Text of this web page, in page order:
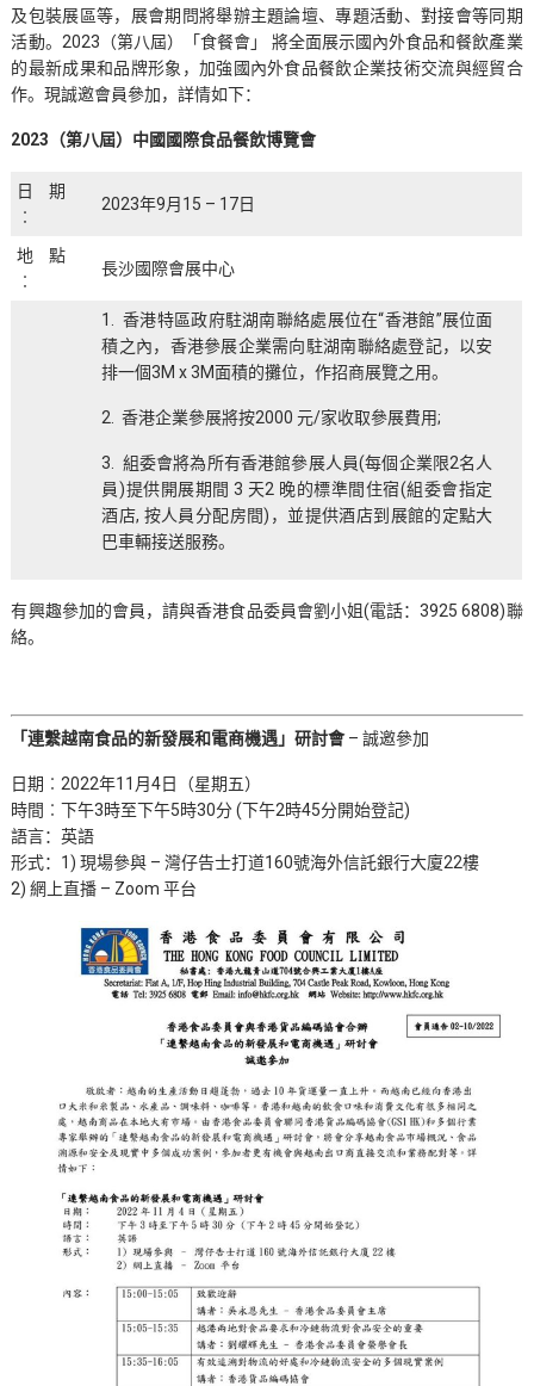
及包裝展區等，展會期問將舉辦主題論壇、專題活動、對接會等同期
活動。2023（第八屆）「食餐會」 將全面展示國內外食品和餐飲產業
的最新成果和品牌形象，加強國內外食品餐飲企業技術交流與經貿合
作。現誠邀會員參加，詳情如下：
2023 （第八屆）中國國際食品餐飲博覽會
日期
︰
2023年9月15 – 17日
地點
︰
長沙國際會展中心
1. 香港特區政府駐湖南聯絡處展位在“香港館”展位面
積之內，香港參展企業需向駐湖南聯絡處登記，以安
排一個3M x 3M面積的攤位，作招商展覽之用。
2. 香港企業參展將按2000 元/家收取參展費用;
3. 組委會將為所有香港館參展人員(每個企業限2名人
員)提供開展期間 3 天2 晚的標準間住宿(組委會指定
酒店, 按人員分配房間)，並提供酒店到展館的定點大
巴車輛接送服務。
有興趣參加的會員，請與香港食品委員會劉小姐(電話：3925 6808)聯
絡。
「連繫越南食品的新發展和電商機遇」研討會– 誠邀參加
日期︰2022年11月4日（星期五）
時間︰下午3時至下午5時30分 (下午2時45分開始登記)
語言：英語
形式：1) 現場參與 – 灣仔告士打道160號海外信託銀行大廈22樓
2) 網上直播 – Zoom 平台